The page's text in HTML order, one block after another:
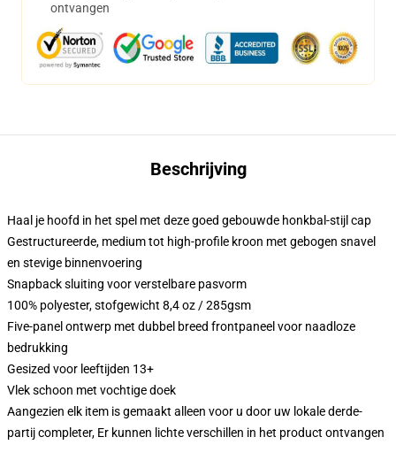
ontvangen
Beschrijving
Haal je hoofd in het spel met deze goed gebouwde honkbal-stijl cap
Gestructureerde, medium tot high-profile kroon met gebogen snavel
en stevige binnenvoering
Snapback sluiting voor verstelbare pasvorm
100% polyester, stofgewicht 8,4 oz / 285gsm
Five-panel ontwerp met dubbel breed frontpaneel voor naadloze
bedrukking
Gesized voor leeftijden 13+
Vlek schoon met vochtige doek
Aangezien elk item is gemaakt alleen voor u door uw lokale derde-
partij completer, Er kunnen lichte verschillen in het product ontvangen